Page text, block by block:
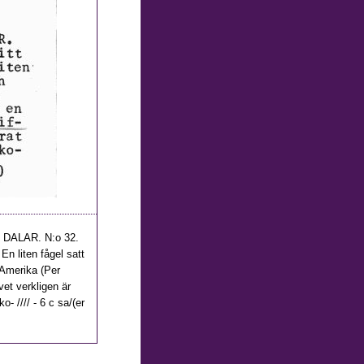
N:o 32.
liten fågel satt
(Per
verkligen är
//// - 6 c sa/(er